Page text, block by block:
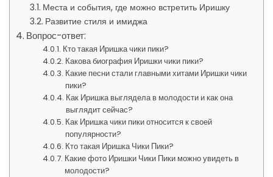
Места и события, где можно встретить Иришку
Развитие стиля и имиджа
Вопрос-ответ:
Кто такая Иришка чики пики?
Какова биография Иришки чики пики?
Какие песни стали главными хитами Иришки чики
пики?
Как Иришка выглядела в молодости и как она
выглядит сейчас?
Как Иришка чики пики относится к своей
популярности?
Кто такая Иришка Чики Пики?
Какие фото Иришки Чики Пики можно увидеть в
молодости?